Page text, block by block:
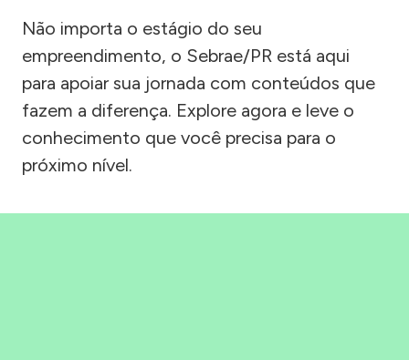
Não importa o estágio do seu
empreendimento, o Sebrae/PR está aqui
para apoiar sua jornada com conteúdos que
fazem a diferença. Explore agora e leve o
conhecimento que você precisa para o
próximo nível.